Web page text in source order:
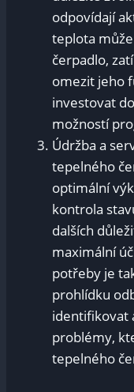
odpovídají
teplota
čerpadlo,
omezit jeho
investovat
možností
Údržba a
tepelného
optimální
kontrola
dalších
maximální
potřeby je
prohlídku
identifikovat
problémy,
tepelného